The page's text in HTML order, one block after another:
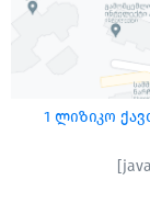
1 ლიზიკო